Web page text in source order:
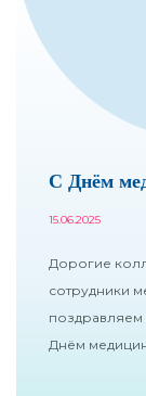
С Днём
15.06.2025
Дорогие
сотрудники
Днём